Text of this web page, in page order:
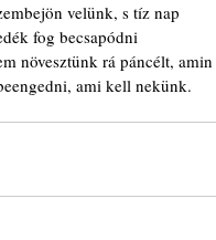
velünk, s tíz nap
fog becsapódni
növesztünk rá páncélt, amin
ami kell nekünk.